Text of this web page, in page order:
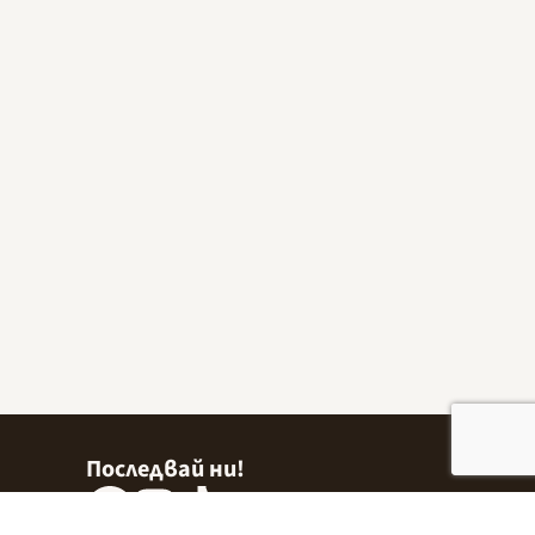
Последвай ни!